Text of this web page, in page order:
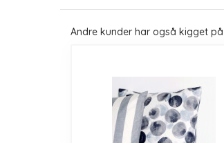
Andre kunder har også kigget på